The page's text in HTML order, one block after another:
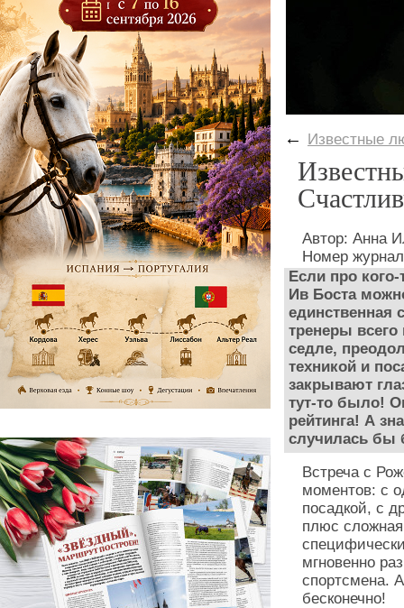
← Известные
Автор: Анна
Номер
Если про
Ив Боста
единственная
тренеры
седле,
техникой и
закрывают
тут-то было!
рейтинга! А
случилась бы
Встреча с
моментов: с
посадкой, с
плюс
мгновенно
спортсмена.
бесконечно!